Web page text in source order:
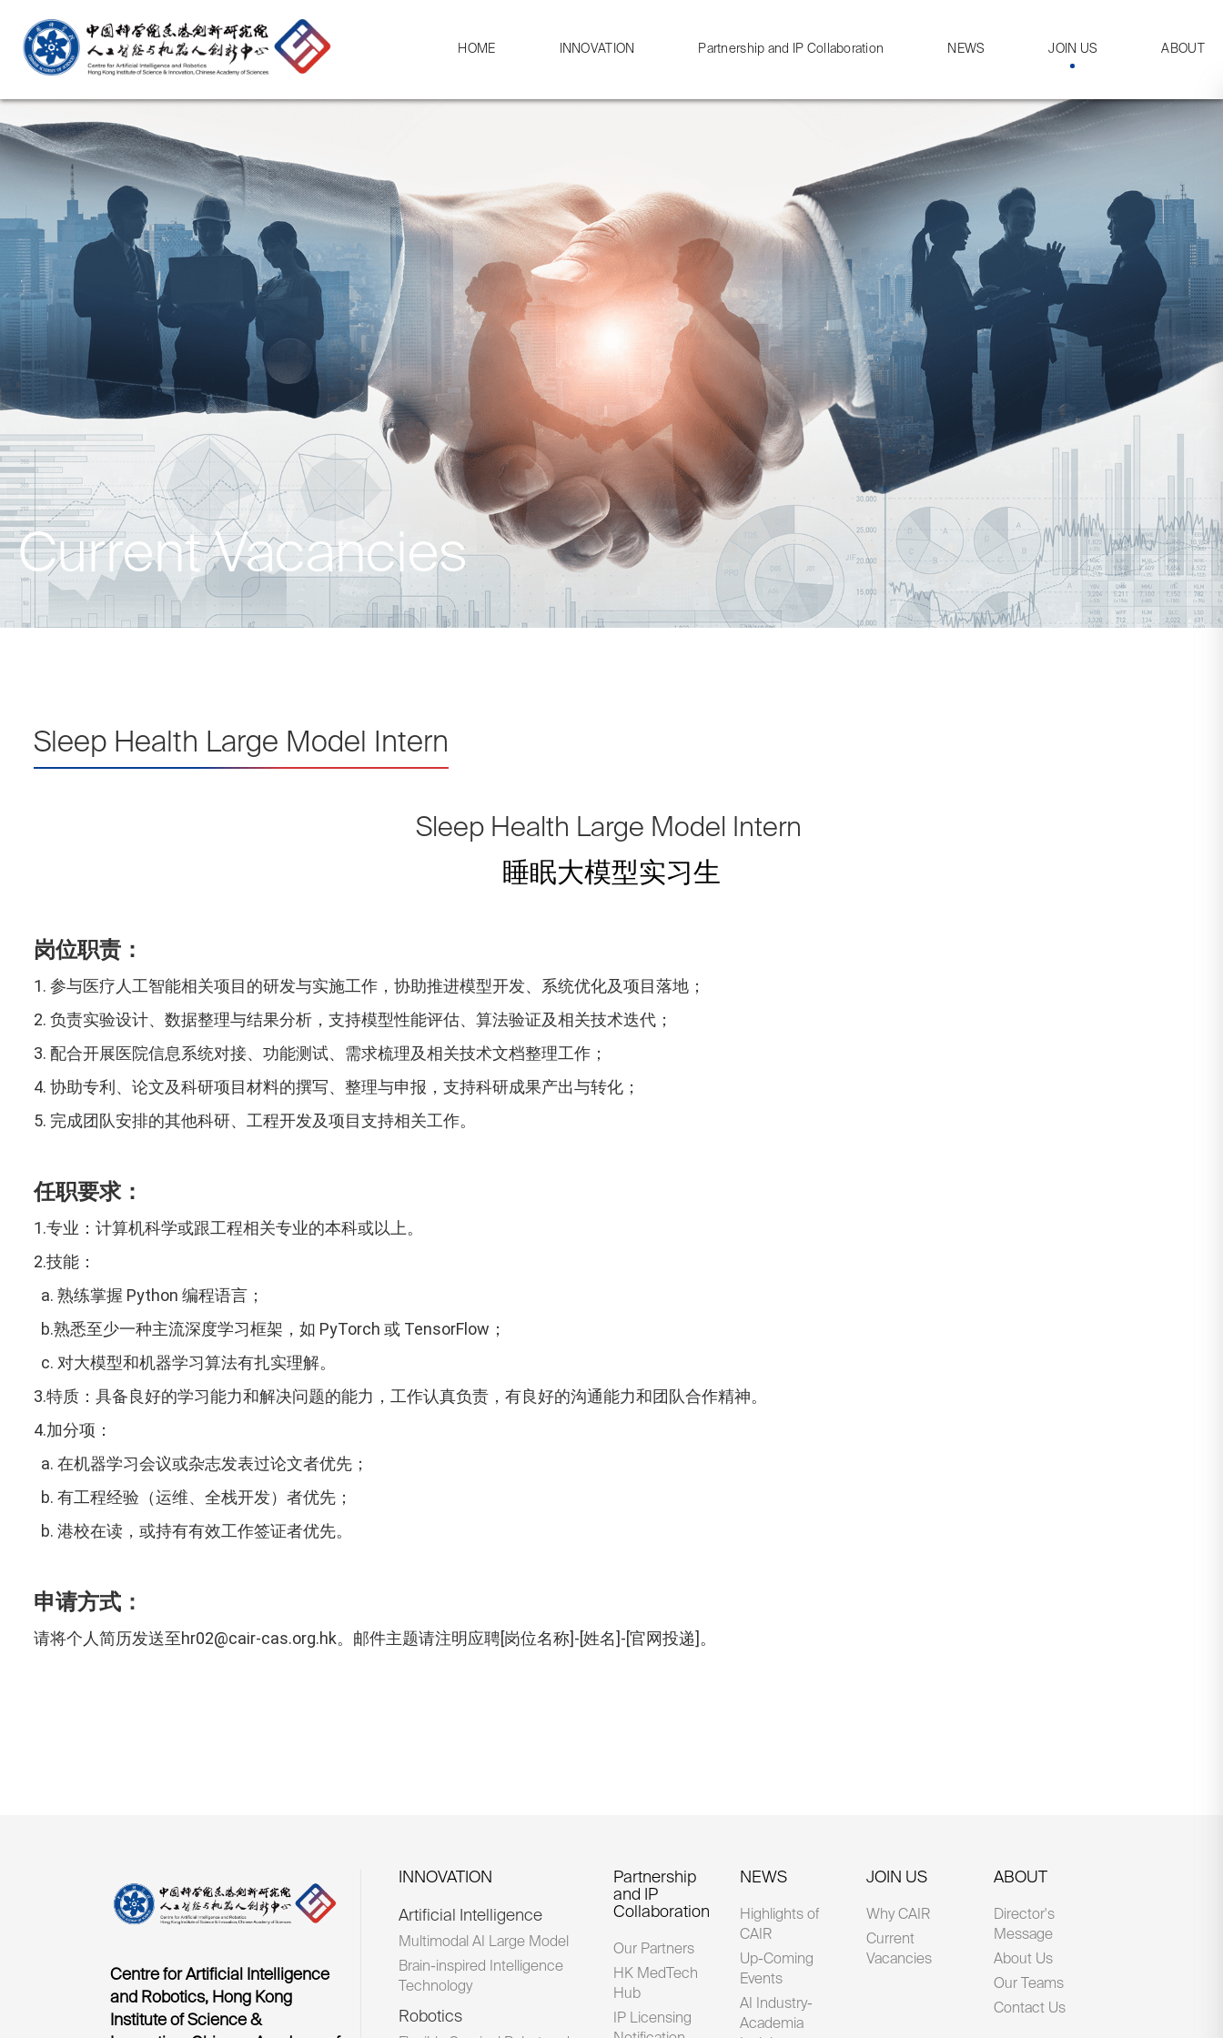
HOME INNOVATION Partnership and IP Collaboration NEWS JOIN US ABOUT
Current Vacancies
Sleep Health Large Model Intern
Sleep Health Large Model Intern
睡眠大模型实习生
岗位职责：
1. 参与医疗人工智能相关项目的研发与实施工作，协助推进模型开发、系统优化及项目落地；
2. 负责实验设计、数据整理与结果分析，支持模型性能评估、算法验证及相关技术迭代；
3. 配合开展医院信息系统对接、功能测试、需求梳理及相关技术文档整理工作；
4. 协助专利、论文及科研项目材料的撰写、整理与申报，支持科研成果产出与转化；
5. 完成团队安排的其他科研、工程开发及项目支持相关工作。
任职要求：
1.专业：计算机科学或跟工程相关专业的本科或以上。
2.技能：
a. 熟练掌握 Python 编程语言；
b.熟悉至少一种主流深度学习框架，如 PyTorch 或 TensorFlow；
c. 对大模型和机器学习算法有扎实理解。
3.特质：具备良好的学习能力和解决问题的能力，工作认真负责，有良好的沟通能力和团队合作精神。
4.加分项：
a. 在机器学习会议或杂志发表过论文者优先；
b. 有工程经验（运维、全栈开发）者优先；
b. 港校在读，或持有有效工作签证者优先。
申请方式 ：
请将个人简历发送至hr02@cair-cas.org.hk。邮件主题请注明应聘[岗位名称]-[姓名]-[官网投递]。
Centre for Artificial Intelligence
and Robotics, Hong Kong
Institute of Science &
INNOVATION
Artificial Intelligence
Multimodal AI Large Model
Brain-inspired Intelligence
Technology
Robotics
Partnership
and IP
Collaboration
Our Partners
HK MedTech
Hub
IP Licensing
NEWS
Highlights of
CAIR
Up-Coming
Events
AI Industry-
Academia
JOIN US
Why CAIR
Current
Vacancies
ABOUT
Director's
Message
About Us
Our Teams
Contact Us